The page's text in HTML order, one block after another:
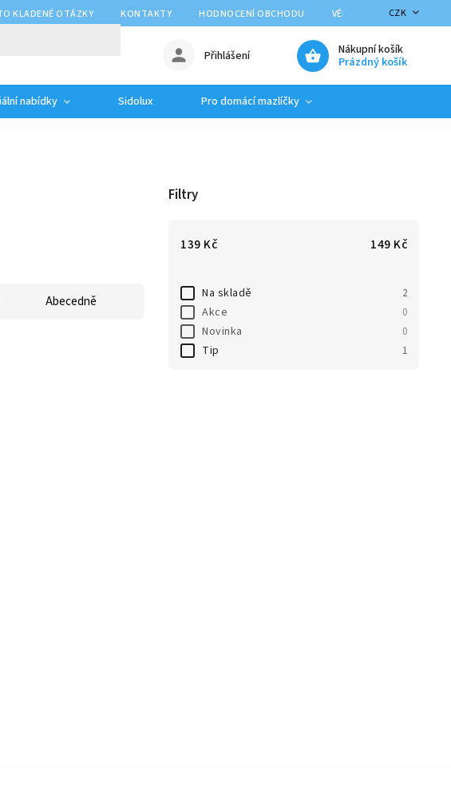
KLADENÉ OTÁZKY KONTAKTY HODNOCENÍ OBCHODU VĚRNOSTNÍ PROGRAM
CZK
Nákupní košík
Prázdný košík
Přihlášení
nabídky Sidolux Pro domácí mazlíčky
Filtry
139 Kč 149 Kč
Na skladě 2
Akce 0
Novinka 0
Tip 1
Abecedně